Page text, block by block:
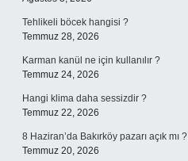
Tehlikeli böcek hangisi ?
Temmuz 28, 2026
Karman kanül ne için kullanılır ?
Temmuz 24, 2026
Hangi klima daha sessizdir ?
Temmuz 22, 2026
8 Haziran’da Bakırköy pazarı açık mı ?
Temmuz 20, 2026